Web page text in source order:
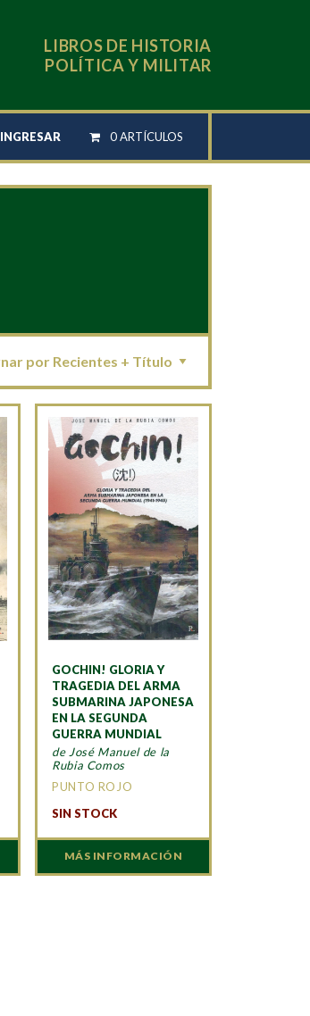
LIBROS DE HISTORIA
POLÍTICA Y MILITAR
INGRESAR 0 ARTÍCULOS
GOCHIN! GLORIA Y
TRAGEDIA DEL ARMA
SUBMARINA JAPONESA
EN LA SEGUNDA
GUERRA MUNDIAL
de José Manuel de la
Rubia Comos
PUNTO ROJO
SIN STOCK
MÁS INFORMACIÓN